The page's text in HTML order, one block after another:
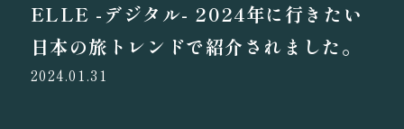
ELLE -デジタル- 2024年に行きたい
日本の旅トレンドで紹介されました。
2024.01.31